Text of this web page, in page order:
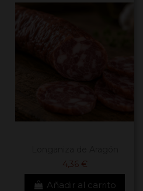
4,36 €
Añadir al carrito